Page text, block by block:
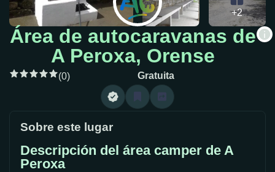
+2
Área de autocaravanas de
A Peroxa, Orense
(0) Gratuita
Sobre este lugar
Descripción del área camper de A
Peroxa